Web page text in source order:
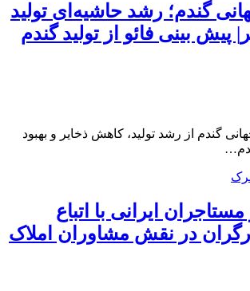
گندم؛ رشد حاشیه‌ای تولید
پیش بینی فائو از تولید گندم
گندم از رشد تولید، کاهش ذخایر و بهبود
مستاجران ایرانی با اتباع
در نقش مشاوران املاک